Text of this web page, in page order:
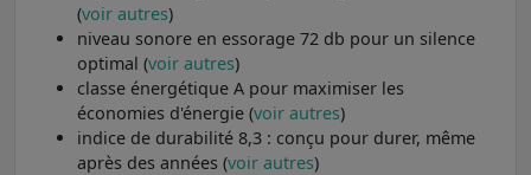
(voir autres)
niveau sonore en essorage 72 db pour un silence
optimal (voir autres)
classe énergétique A pour maximiser les
économies d'énergie (voir autres)
indice de durabilité 8,3 : conçu pour durer, même
après des années (voir autres)